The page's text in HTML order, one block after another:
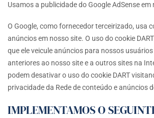
Usamos a publicidade do Google AdSense em
O Google, como fornecedor terceirizado, usa
anúncios em nosso site. O uso do cookie
que ele veicule anúncios para nossos
anteriores ao nosso site e a outros sites na
podem desativar o uso do cookie DART
privacidade da Rede de conteúdo e anúncios
IMPLEMENTAMOS O